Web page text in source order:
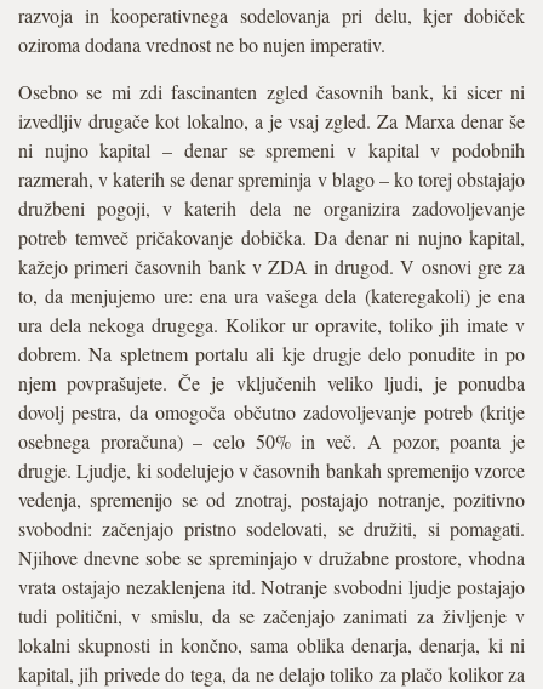
razvoja in kooperativnega sodelovanja pri delu, kjer dobiček
oziroma dodana vrednost ne bo nujen imperativ.
Osebno se mi zdi fascinanten zgled časovnih bank, ki sicer ni
izvedljiv drugače kot lokalno, a je vsaj zgled. Za Marxa denar še
ni nujno kapital – denar se spremeni v kapital v podobnih
razmerah, v katerih se denar spreminja v blago – ko torej obstajajo
družbeni pogoji, v katerih dela ne organizira zadovoljevanje
potreb temveč pričakovanje dobička. Da denar ni nujno kapital,
kažejo primeri časovnih bank v ZDA in drugod. V osnovi gre za
to, da menjujemo ure: ena ura vašega dela (kateregakoli) je ena
ura dela nekoga drugega. Kolikor ur opravite, toliko jih imate v
dobrem. Na spletnem portalu ali kje drugje delo ponudite in po
njem povprašujete. Če je vključenih veliko ljudi, je ponudba
dovolj pestra, da omogoča občutno zadovoljevanje potreb (kritje
osebnega proračuna) – celo 50% in več. A pozor, poanta je
drugje. Ljudje, ki sodelujejo v časovnih bankah spremenijo vzorce
vedenja, spremenijo se od znotraj, postajajo notranje, pozitivno
svobodni: začenjajo pristno sodelovati, se družiti, si pomagati.
Njihove dnevne sobe se spreminjajo v družabne prostore, vhodna
vrata ostajajo nezaklenjena itd. Notranje svobodni ljudje postajajo
tudi politični, v smislu, da se začenjajo zanimati za življenje v
lokalni skupnosti in končno, sama oblika denarja, denarja, ki ni
kapital, jih privede do tega, da ne delajo toliko za plačo kolikor za